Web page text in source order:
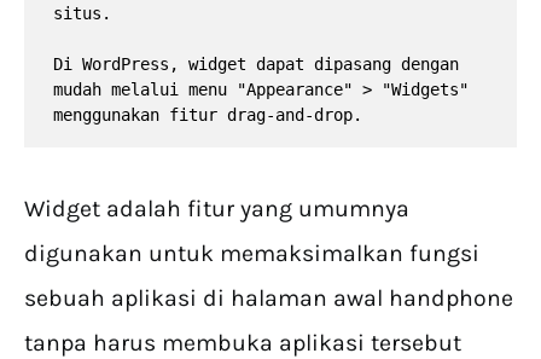
situs.
Di WordPress, widget dapat dipasang dengan
mudah melalui menu "Appearance" > "Widgets"
menggunakan fitur drag-and-drop.
Widget adalah fitur yang umumnya
digunakan untuk memaksimalkan fungsi
sebuah aplikasi di halaman awal handphone
tanpa harus membuka aplikasi tersebut